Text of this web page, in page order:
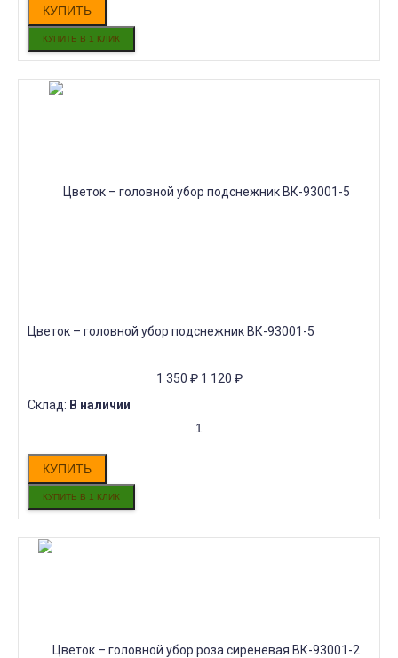
КУПИТЬ
Цветок – головной убор подснежник ВК-93001-5
1 350 ₽ 1 120 ₽
Склад: В наличии
КУПИТЬ